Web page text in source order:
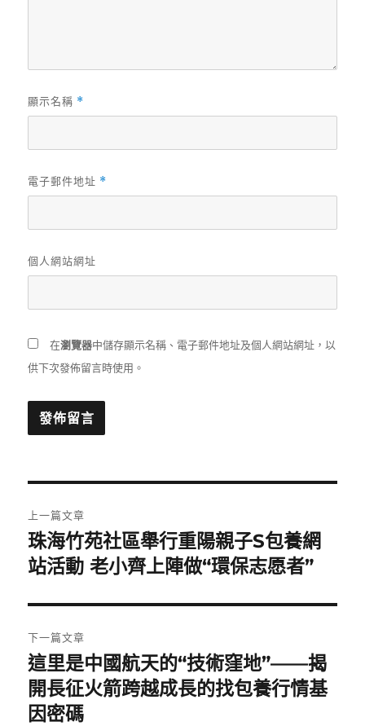
顯示名稱 *
電子郵件地址 *
個人網站網址
在瀏覽器中儲存顯示名稱、電子郵件地址及個人網站網址，以
供下次發佈留言時使用。
章
導
覽
上一篇文章
上
一
文
章:
珠海竹苑社區舉行重陽親子S包養網
站活動 老小齊上陣做“環保志愿者”
下一篇文章
下
一
篇
這里是中國航天的“技術窪地”——揭
開長征火箭跨越成長的找包養行情基
因密碼